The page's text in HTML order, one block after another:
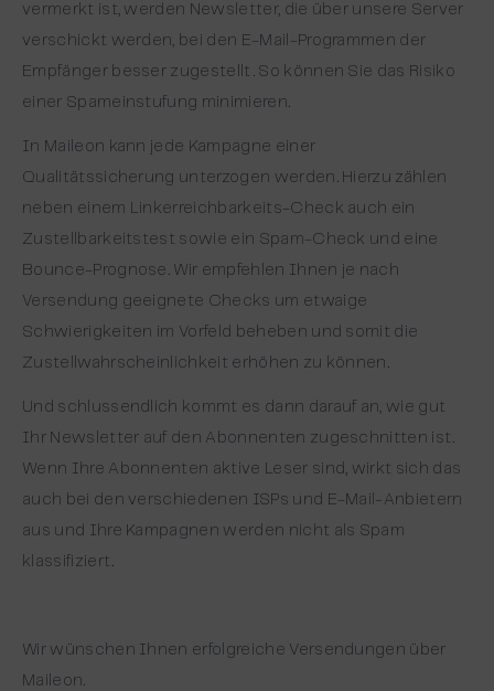
vermerkt ist, werden Newsletter, die über unsere Server
verschickt werden, bei den E-Mail-Programmen der
Empfänger besser zugestellt. So können Sie das Risiko
einer Spameinstufung minimieren.
In Maileon kann jede Kampagne einer
Qualitätssicherung unterzogen werden. Hierzu zählen
neben einem Linkerreichbarkeits-Check auch ein
Zustellbarkeitstest sowie ein Spam-Check und eine
Bounce-Prognose. Wir empfehlen Ihnen je nach
Versendung geeignete Checks um etwaige
Schwierigkeiten im Vorfeld beheben und somit die
Zustellwahrscheinlichkeit erhöhen zu können.
Und schlussendlich kommt es dann darauf an, wie gut
Ihr Newsletter auf den Abonnenten zugeschnitten ist.
Wenn Ihre Abonnenten aktive Leser sind, wirkt sich das
auch bei den verschiedenen ISPs und E-Mail-Anbietern
aus und Ihre Kampagnen werden nicht als Spam
klassifiziert.
Wir wünschen Ihnen erfolgreiche Versendungen über
Maileon.